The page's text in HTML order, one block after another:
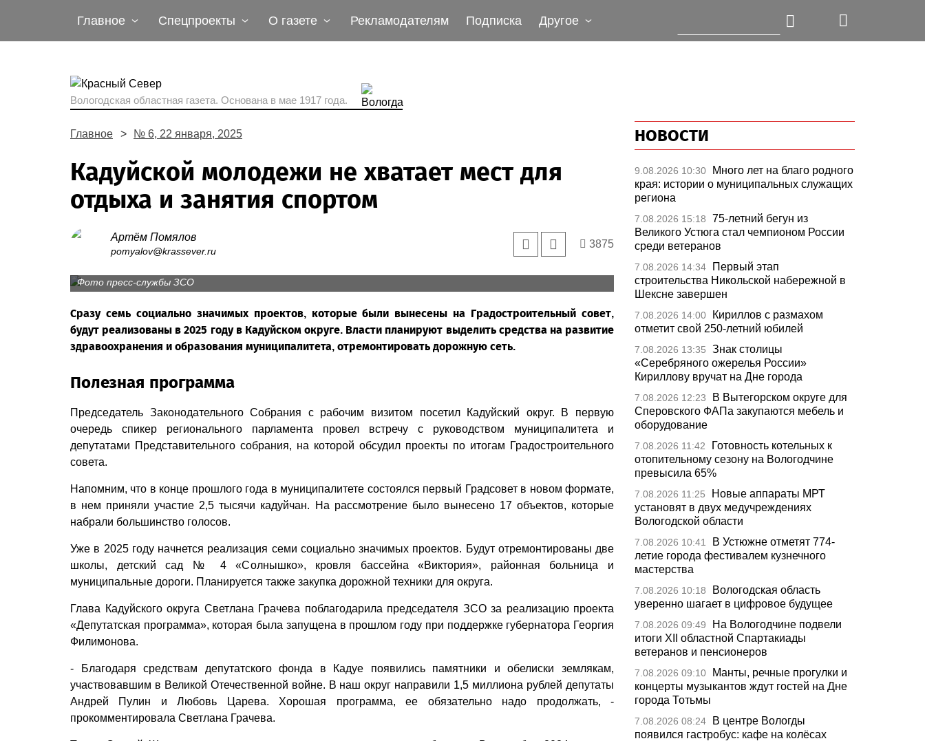
Главное Спецпроекты О газете Рекламодателям Подписка Другое
Вологодская областная газета. Основана в мае 1917 года.
Главное № 6, 22 января, 2025
Кадуйской молодежи не хватает мест для
отдыха и занятия спортом
Артём Помялов
pomyalov@krassever.ru
3875
В Кадуйском энергетическом колледже созданы мастерские, где студенты обучаются ремонту и
Фото пресс-службы ЗСО
Сразу семь социально значимых проектов, которые были вынесены на Градостроительный совет,
будут реализованы в 2025 году в Кадуйском округе. Власти планируют выделить средства на развитие
здравоохранения и образования муниципалитета, отремонтировать дорожную сеть.
Полезная программа
Председатель Законодательного Собрания с рабочим визитом посетил Кадуйский округ. В первую
очередь спикер регионального парламента провел встречу с руководством муниципалитета и
депутатами Представительного собрания, на которой обсудил проекты по итогам Градостроительного
совета.
Напомним, что в конце прошлого года в муниципалитете состоялся первый Градсовет в новом формате,
в нем приняли участие 2,5 тысячи кадуйчан. На рассмотрение было вынесено 17 объектов, которые
набрали большинство голосов.
Уже в 2025 году начнется реализация семи социально значимых проектов. Будут отремонтированы две
школы, детский сад № 4 «Солнышко», кровля бассейна «Виктория», районная больница и
муниципальные дороги. Планируется также закупка дорожной техники для округа.
Глава Кадуйского округа Светлана Грачева поблагодарила председателя ЗСО за реализацию проекта
«Депутатская программа», которая была запущена в прошлом году при поддержке губернатора Георгия
Филимонова.
- Благодаря средствам депутатского фонда в Кадуе появились памятники и обелиски землякам,
участвовавшим в Великой Отечественной войне. В наш округ направили 1,5 миллиона рублей депутаты
Андрей Пулин и Любовь Царева. Хорошая программа, ее обязательно надо продолжать, -
прокомментировала Светлана Грачева.
НОВОСТИ
9.08.2026 10:30
Много лет на благо родного
края: истории о муниципальных служащих
региона
7.08.2026 15:18
75-летний бегун из
Великого Устюга стал чемпионом России
среди ветеранов
7.08.2026 14:34
Первый этап
строительства Никольской набережной в
Шексне завершен
7.08.2026 14:00
Кириллов с размахом
отметит свой 250-летний юбилей
7.08.2026 13:35
Знак столицы
«Серебряного ожерелья России»
Кириллову вручат на Дне города
7.08.2026 12:23
В Вытегорском округе для
Сперовского ФАПа закупаются мебель и
оборудование
7.08.2026 11:42
Готовность котельных к
отопительному сезону на Вологодчине
превысила 65%
7.08.2026 11:25
Новые аппараты МРТ
установят в двух медучреждениях
Вологодской области
7.08.2026 10:41
В Устюжне отметят 774-
летие города фестивалем кузнечного
мастерства
7.08.2026 10:18
Вологодская область
уверенно шагает в цифровое будущее
7.08.2026 09:49
На Вологодчине подвели
итоги XII областной Спартакиады
ветеранов и пенсионеров
7.08.2026 09:10
Манты, речные прогулки и
концерты музыкантов ждут гостей на Дне
города Тотьмы
7.08.2026 08:24
В центре Вологды
появился гастробус: кафе на колёсах